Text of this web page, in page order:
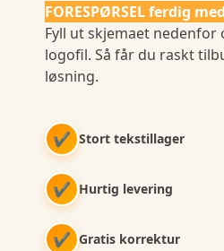
FORESPØRSEL ferdig
Fyll ut skjemaet nedenfor
logofil. Så får du raskt
løsning.
✔ Stort tekstillager
✔ Hurtig levering
✔ Gratis korrektur